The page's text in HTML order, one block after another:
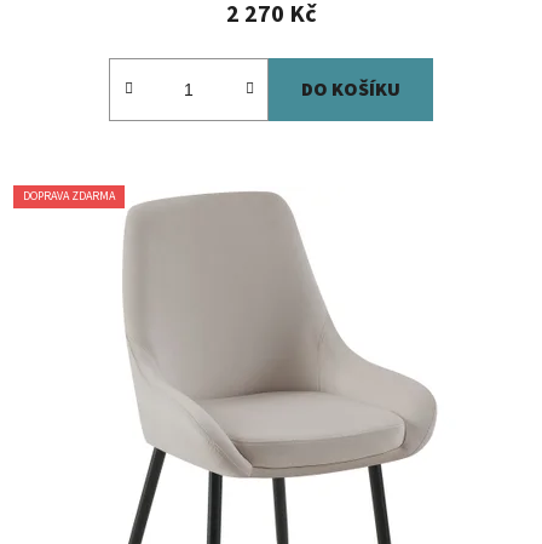
2 270 Kč
DO KOŠÍKU
DOPRAVA ZDARMA